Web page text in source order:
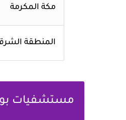
مكة المكرمة
المنطقة
مستشفيات